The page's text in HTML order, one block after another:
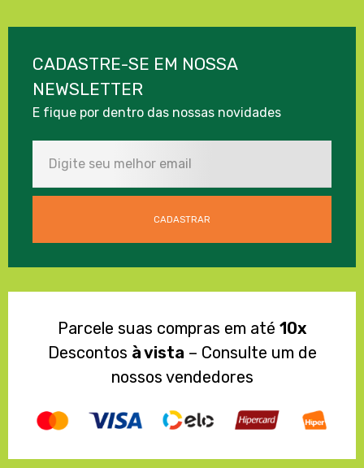
CADASTRE-SE EM NOSSA
NEWSLETTER
E fique por dentro das nossas novidades
Parcele suas compras em até 10x
Descontos à vista – Consulte um de
nossos vendedores